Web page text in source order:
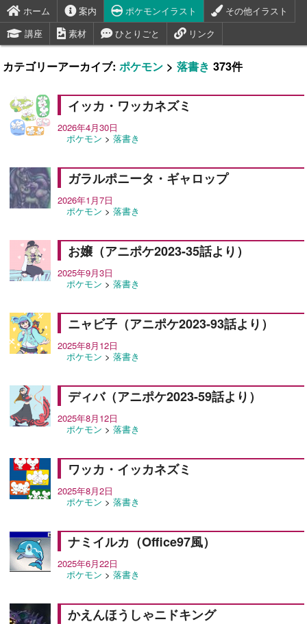
ホーム 案内 ポケモンイラスト
その他イラスト
講座
素材 ひとりごと リンク
カテゴリーアーカイブ:ポケモン >落書き 373件
イッカ・ワッカネズミ
2026年4月30日
ポケモン >落書き
ガラルポニータ・ギャロップ
2026年1月7日
ポケモン >落書き
お嬢（アニポケ2023-35話より）
2025年9月3日
ポケモン >落書き
ニャビ子（アニポケ2023-93話より）
2025年8月12日
ポケモン >落書き
ディバ（アニポケ2023-59話より）
2025年8月12日
ポケモン >落書き
ワッカ・イッカネズミ
2025年8月2日
ポケモン >落書き
ナミイルカ（Office97風）
2025年6月22日
ポケモン >落書き
かえんほうしゃニドキング